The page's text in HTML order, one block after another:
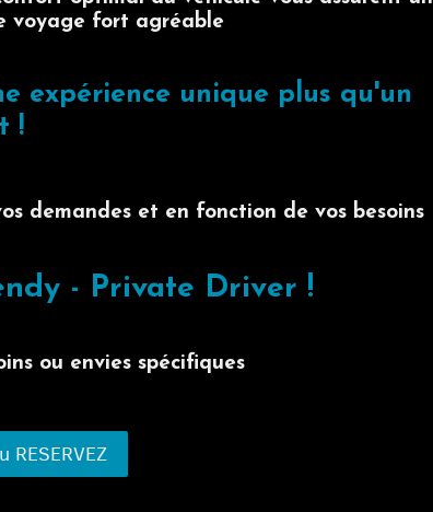
voyage fort agréable
expérience unique plus qu'un
!
demandes et en fonction de vos besoins
- Private Driver !
ou envies spécifiques
RESERVEZ